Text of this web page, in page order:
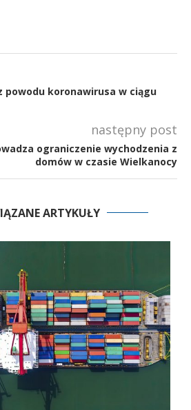
powodu koronawirusa w ciągu
następny post
ograniczenie wychodzenia z
domów w czasie Wielkanocy
ARTYKUŁY